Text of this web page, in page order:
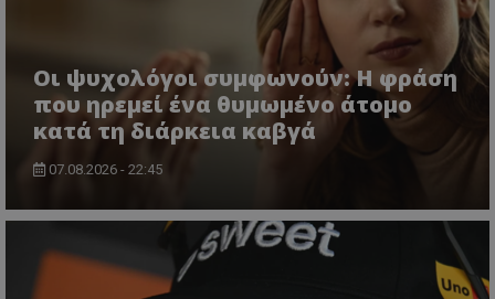
Οι ψυχολόγοι συμφωνούν: Η φράση
που ηρεμεί ένα θυμωμένο άτομο
κατά τη διάρκεια καβγά
07.08.2026 - 22:45